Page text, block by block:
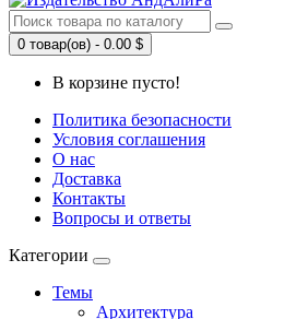
0 товар(ов) - 0.00 $
В корзине пусто!
Политика безопасности
Условия соглашения
О нас
Доставка
Контакты
Вопросы и ответы
Категории
Темы
Архитектура